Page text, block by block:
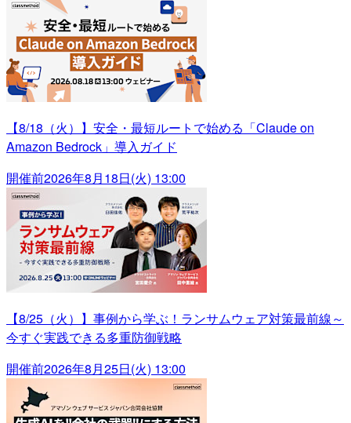
【8/18（火）】安全・最短ルートで始める「Claude on
Amazon Bedrock」導入ガイド
開催前2026年8月18日(火) 13:00
【8/25（火）】事例から学ぶ！ランサムウェア対策最前線～
今すぐ実践できる多重防御戦略
開催前2026年8月25日(火) 13:00